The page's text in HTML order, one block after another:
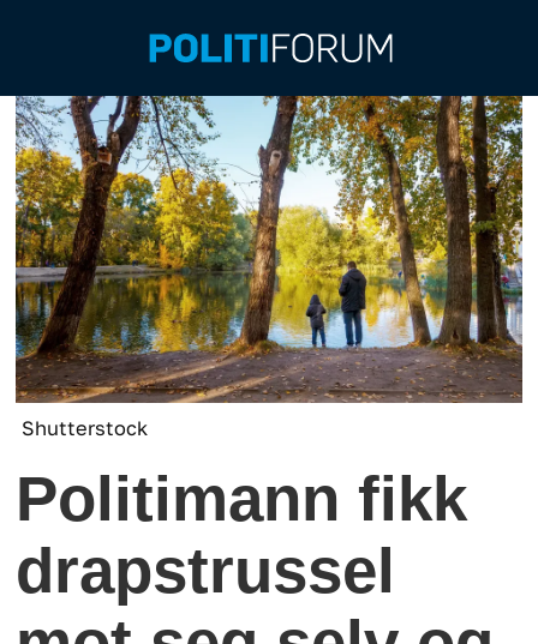
Shutterstock
Politimann fikk
drapstrussel